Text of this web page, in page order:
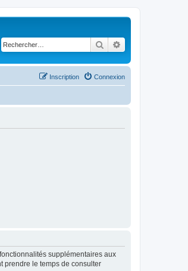
Rechercher
Connexion
Inscription
supplémentaires aux
prendre le temps de consulter